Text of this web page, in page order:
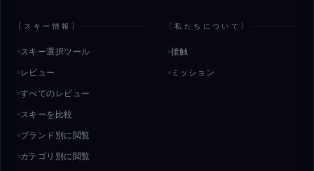
[ スキー情報 ]
スキー選択ツール
レビュー
すべてのレビュー
スキーを比較
ブランド別に閲覧
カテゴリ別に閲覧
[私たちについて ]
接触
ミッション